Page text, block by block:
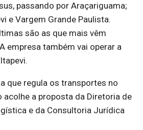
passando por Araçariguama;
e Vargem Grande Paulista.
são as que mais vêm
empresa também vai operar a
que regula os transportes no
acolhe a proposta da Diretoria de
e da Consultoria Jurídica